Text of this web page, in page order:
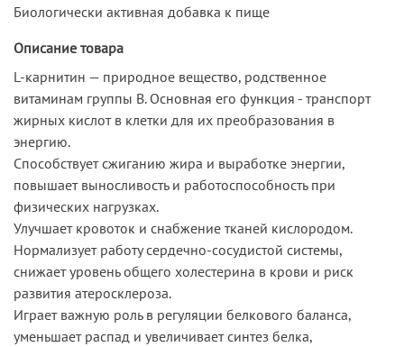
Биологически активная добавка к пище
Описание товара
L-карнитин — природное вещество, родственное
витаминам группы В. Основная его функция - транспорт
жирных кислот в клетки для их преобразования в
энергию.
Способствует сжиганию жира и выработке энергии,
повышает выносливость и работоспособность при
физических нагрузках.
Улучшает кровоток и снабжение тканей кислородом.
Нормализует работу сердечно-сосудистой системы,
снижает уровень общего холестерина в крови и риск
развития атеросклероза.
Играет важную роль в регуляции белкового баланса,
уменьшает распад и увеличивает синтез белка,